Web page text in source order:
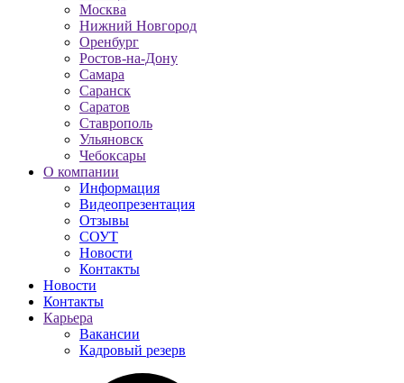
Москва
Нижний Новгород
Оренбург
Ростов-на-Дону
Самара
Саранск
Саратов
Ставрополь
Ульяновск
Чебоксары
О компании
Информация
Видеопрезентация
Отзывы
СОУТ
Новости
Контакты
Новости
Контакты
Карьера
Вакансии
Кадровый резерв